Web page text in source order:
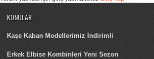
KONULAR
Kaşe Kaban Modellerimiz İndirimli
Erkek Elbise Kombinleri Yeni Sezon